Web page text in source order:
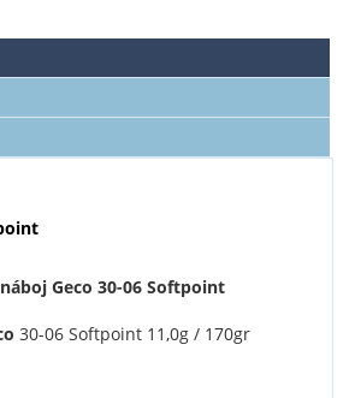
Geco 30-06 Softpoint
30-06 Softpoint 11,0g / 170gr